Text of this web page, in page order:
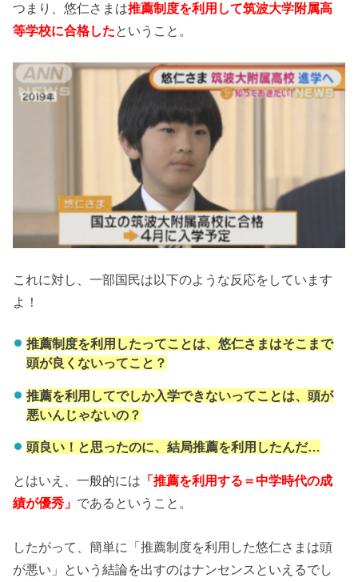
つまり、悠仁さまは推薦制度を利用して筑波大学附属高
等学校に合格したということ。
これに対し、一部国民は以下のような反応をしています
よ！
推薦制度を利用したってことは、悠仁さまはそこまで
頭が良くないってこと？
推薦を利用してでしか入学できないってことは、頭が
悪いんじゃないの？
頭良い！と思ったのに、結局推薦を利用したんだ…
とはいえ、一般的には 「推薦を利用する＝中学時代の成
績が優秀」 であるということ。
したがって、簡単に「推薦制度を利用した悠仁さまは頭
が悪い」という結論を出すのはナンセンスといえるでし